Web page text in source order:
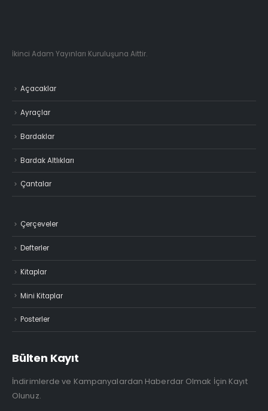
İkinci Adam Yayınları Kuruluşuna Aittir.
Açacaklar
Ayraçlar
Bardaklar
Bardak Altlıkları
Çantalar
Çerçeveler
Defterler
Kitaplar
Mini Kitaplar
Posterler
Bülten Kayıt
İndirimlerde ve Kampanyalardan Haberdar Olmak İçin Kayıt
Olunuz.